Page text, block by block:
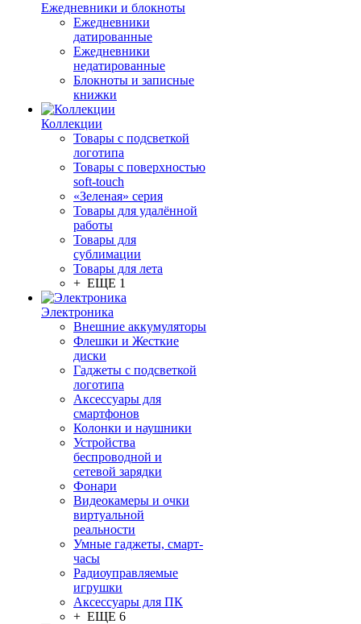
Ежедневники и блокноты
Ежедневники
датированные
Ежедневники
недатированные
Блокноты и записные
книжки
Коллекции
Товары с подсветкой
логотипа
Товары с поверхностью
soft-touch
«Зеленая» серия
Товары для удалённой
работы
Товары для
сублимации
Товары для лета
+ ЕЩЕ 1
Электроника
Внешние аккумуляторы
Флешки и Жесткие
диски
Гаджеты с подсветкой
логотипа
Аксессуары для
смартфонов
Колонки и наушники
Устройства
беспроводной и
сетевой зарядки
Фонари
Видеокамеры и очки
виртуальной
реальности
Умные гаджеты, смарт-
часы
Радиоуправляемые
игрушки
Аксессуары для ПК
+ ЕЩЕ 6